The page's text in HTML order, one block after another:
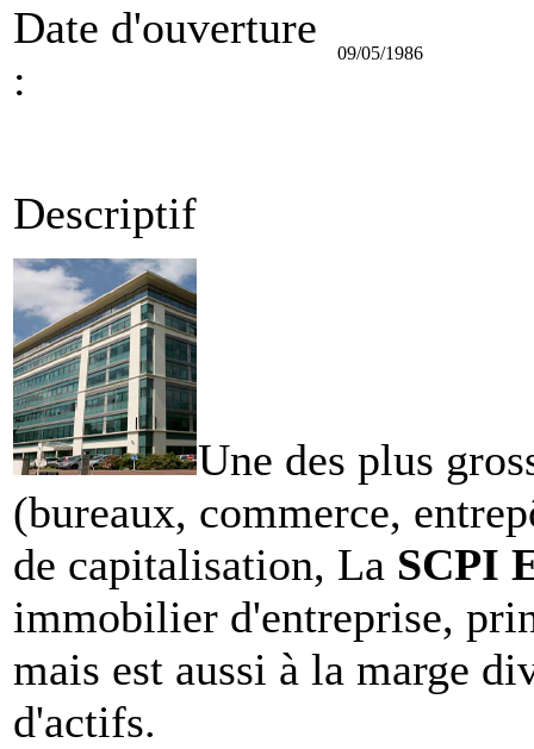
Date d'ouverture
:
09/05/1986
Descriptif
Une des plus
(bureaux, commerce,
de capitalisation, La SCPI
immobilier d'entreprise,
mais est aussi à la marge
d'actifs.